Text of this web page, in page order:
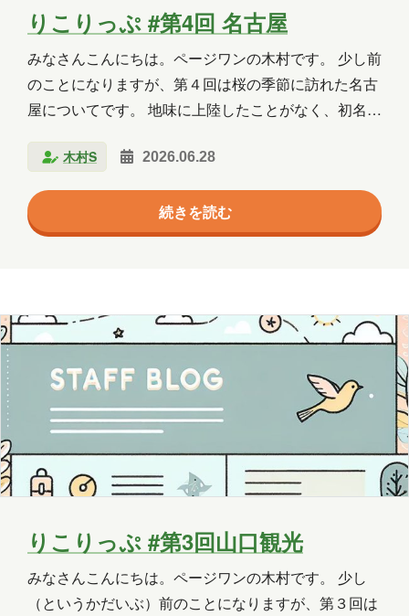
GPT-OSS
Intellectra
Intune
iOS
Linux LLM
LM Studio
LT
MCP
Microsoft
Microsoft 365
Microsoft Entra ID
OneLake
OneNote
OpenAI
PHP
Power Apps
Power Automate
Power BI
Power Platform
PowerPoint
PowerShell
SNS
SQL
Update
Visual Studio
VR
Windows
りこりっぷ #第4回 名古屋
みなさんこんにちは。ページワンの木村です。 少し前
のことになりますが、第４回は桜の季節に訪れた名古
屋についてです。 地味に上陸したことがなく、初名古
天むす、きしめんといった「名古屋めし」がまず思い
浮かびます。今回は名古屋城を中心に観光しつつ、名
古屋めし三種の神器を一通り味わってきました。 まず
は栄のシンボル、中部電力 MIRAI TOWER（旧・名古
おなじみ愛が一番アイ〇ルの看板があり何となくパシ
ャリ。 名古屋城 名古屋城の見どころは、やはり…
木村S 2026.06.28
続きを読む
りこりっぷ #第3回山口観光
みなさんこんにちは。ページワンの木村です。 少し
（というかだいぶ）前のことになりますが、第３回は